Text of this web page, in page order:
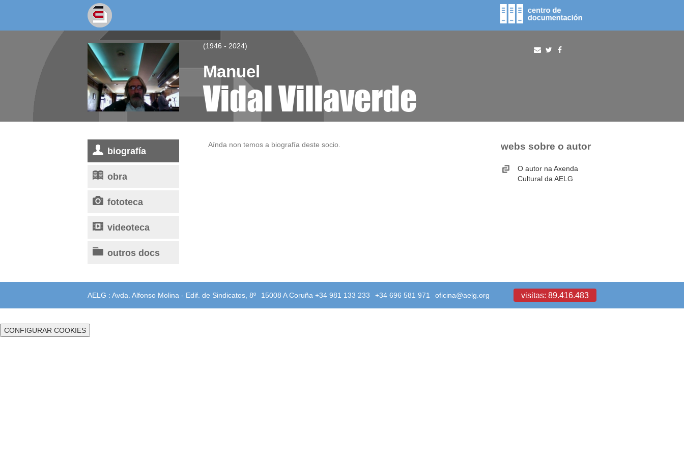
socios/as fototeca procura
(1946 - 2024)
Manuel
Vidal Villaverde
biografía
obra
fototeca
videoteca
outros docs
Aínda non temos a biografía deste socio. webs sobre o autor
O autor na Axenda
Cultural da AELG
AELG : Avda. Alfonso Molina - Edif. de Sindicatos, 8º 15008 A Coruña +34 981 133 233 +34 696 581 971 oficina@aelg.org visitas: 89.416.483
CONFIGURAR COOKIES